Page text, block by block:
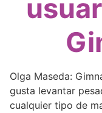
Olga Maseda:
gusta levantar
cualquier tipo de